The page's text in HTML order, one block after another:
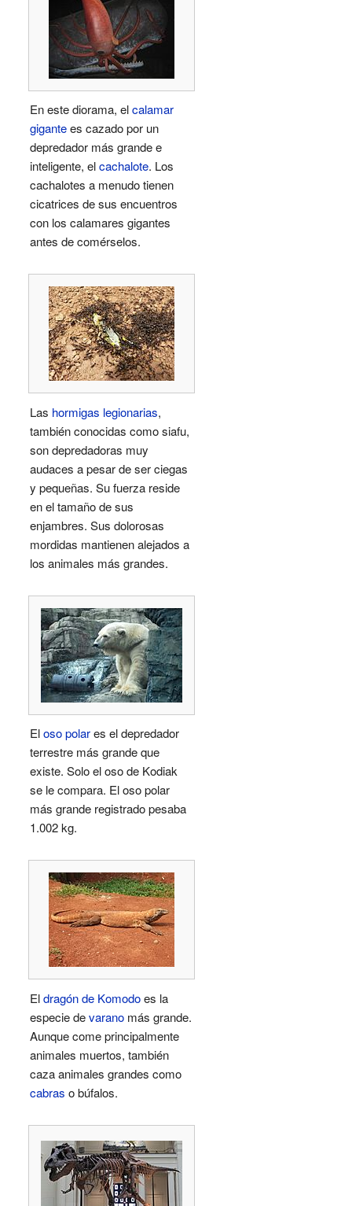
En este diorama, elcalamar
gigantees cazado por un
depredador más grande e
inteligente, elcachalote. Los
cachalotes a menudo tienen
cicatrices de sus encuentros
con los calamares gigantes
antes de comérselos.
Las hormigas legionarias,
también conocidas como siafu,
son depredadoras muy
audaces a pesar de ser ciegas
y pequeñas. Su fuerza reside
en el tamaño de sus
enjambres. Sus dolorosas
mordidas mantienen alejados a
los animales más grandes.
Eloso polares el depredador
terrestre más grande que
existe. Solo el oso de Kodiak
se le compara. El oso polar
más grande registrado pesaba
1.002 kg.
Eldragón de Komodoes la
especie devarano más grande.
Aunque come principalmente
animales muertos, también
caza animales grandes como
cabras o búfalos.